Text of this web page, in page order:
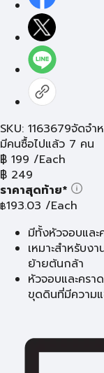
SKU: 1163679จัดจำ
มีคนซื้อไปแล้ว 7 คน
฿ 199 /Each
฿ 249
ราคาสุดท้าย*
฿193.03 /Each
มีทั้งหัวจอบและ
เหมาะสำหรับ
ย้ายต้นกล้า
หัวจอบและคร
ขุดดินที่มีความ